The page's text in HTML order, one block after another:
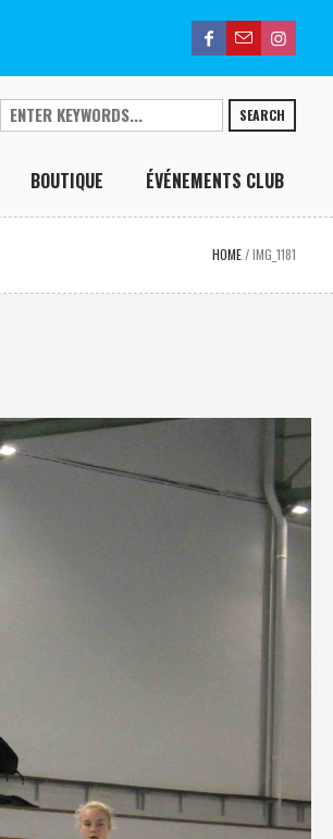
SEARCH
BOUTIQUE ÉVÉNEMENTS CLUB
HOME /IMG_1181